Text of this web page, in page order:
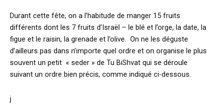
Durant cette fête, on a l’habitude de manger 15 fruits
différents dont les 7 fruits d’Israël – le blé et l’orge, la date, la
figue et le raisin, la grenade et l’olive. On ne les déguste
d’ailleurs pas dans n’importe quel ordre et on organise le plus
souvent un petit « seder » de Tu BiShvat qui se déroule
suivant un ordre bien précis, comme indiqué ci-dessous.
j